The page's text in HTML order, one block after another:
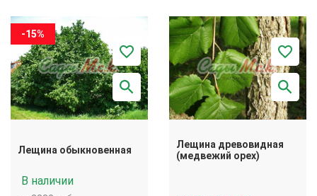
-15%
Лещина обыкновенная
В наличии
Лещина древовидная
(медвежий орех)